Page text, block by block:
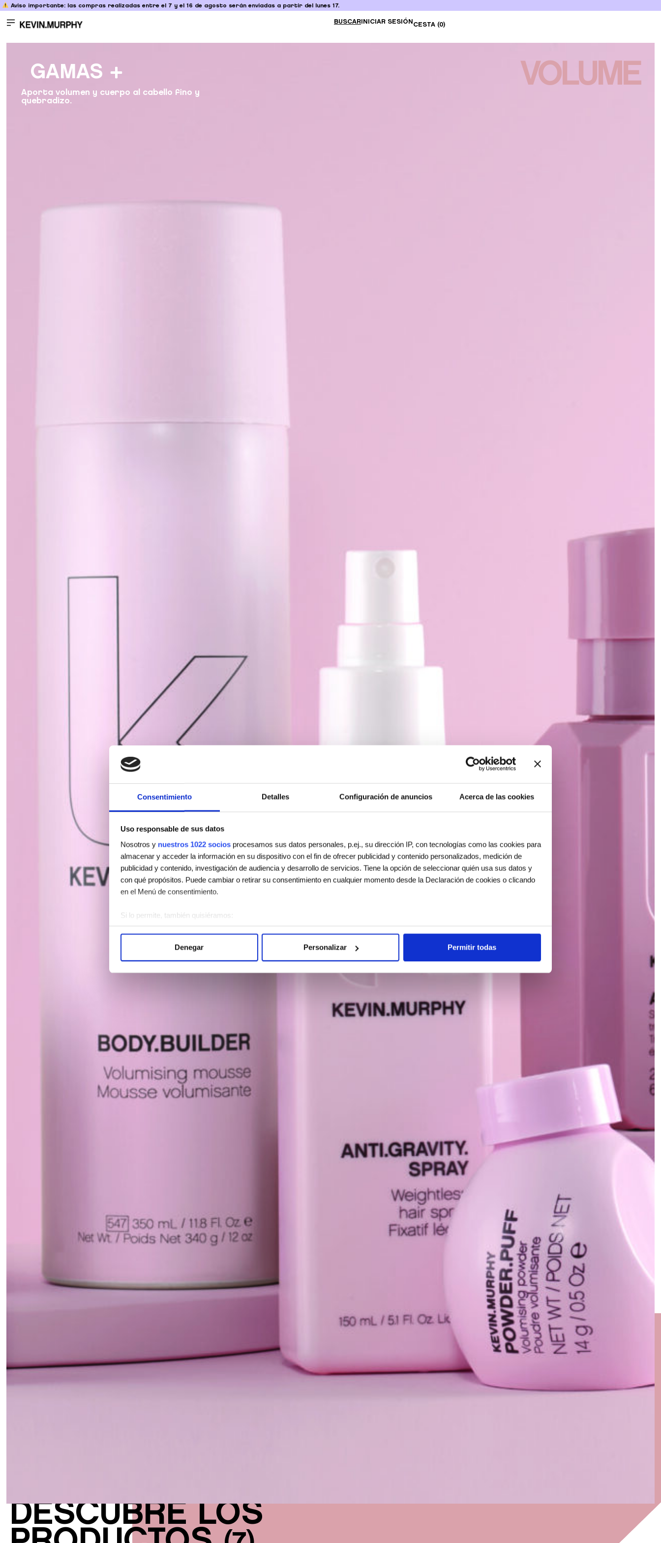
Consentimiento Detalles Configuración de anuncios Acerca de las cookies
Uso responsable de sus datos
Nosotros y nuestros 1022 sociosprocesamos sus datos personales, p.ej., su dirección IP, con tecnologías como las cookies para
almacenar y acceder la información en su dispositivo con el fin de ofrecer publicidad y contenido personalizados, medición de
publicidad y contenido, investigación de audiencia y desarrollo de servicios. Tiene la opción de seleccionar quién usa sus datos y
con qué propósitos. Puede cambiar o retirar su consentimiento en cualquier momento desde la Declaración de cookies o clicando
en el Menú de consentimiento.
Si lo permite, también quisiéramos:
Recopilar información sobre su ubicación geográfica que puede tener una precisión de varios metros
Obtenga más información sobre cómo se procesan sus datos personales y establezca sus preferencias en la
el tráfico. Además, compartimos información sobre el uso que haga del sitio web con nuestros partners de redes sociales,
publicidad y análisis web, quienes pueden combinarla con otra información que les haya proporcionado o que hayan recopilado a
Denegar Personalizar Permitir todas
Aviso importante: las compras realizadas entre el 7 y el 16 de agosto serán enviadas a partir del lunes 17.
BUSCAR INICIAR SESIÓN CESTA (0)
GAMAS VOLUME
Aporta volumen y cuerpo al cabello fino y
quebradizo.
DESCUBRE LOS